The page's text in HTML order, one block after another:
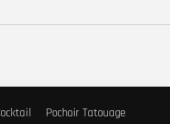
Pochoir sur-mesure